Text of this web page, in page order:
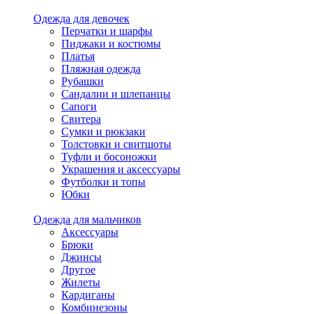
Одежда для девочек
Перчатки и шарфы
Пиджаки и костюмы
Платья
Пляжная одежда
Рубашки
Сандалии и шлепанцы
Сапоги
Свитера
Сумки и рюкзаки
Толстовки и свитшоты
Туфли и босоножки
Украшения и аксессуары
Футболки и топы
Юбки
Одежда для мальчиков
Аксессуары
Брюки
Джинсы
Другое
Жилеты
Кардиганы
Комбинезоны